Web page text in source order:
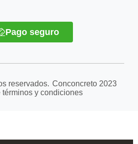
Pago seguro
reservados. Conconcreto 2023
términos y condiciones